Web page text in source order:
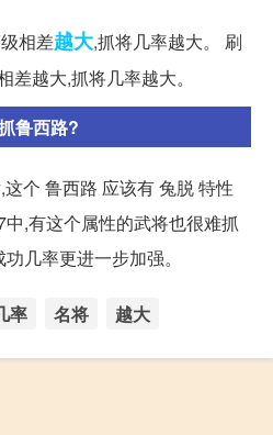
相差越大,抓将几率越大。 刷
越大,抓将几率越大。
鲁西路?
个 鲁西路 应该有 兔脱 特性
,有这个属性的武将也很难抓
几率更进一步加强。
率 名将 越大